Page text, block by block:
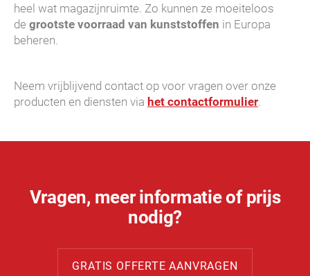
heel wat magazijnruimte. Zo kunnen ze moeiteloos
de grootste voorraad van kunststoffen in Europa
beheren.
Neem vrijblijvend contact op voor vragen over onze
producten en diensten via het contactformulier.
Vragen, meer informatie of prijs
nodig?
GRATIS OFFERTE AANVRAGEN